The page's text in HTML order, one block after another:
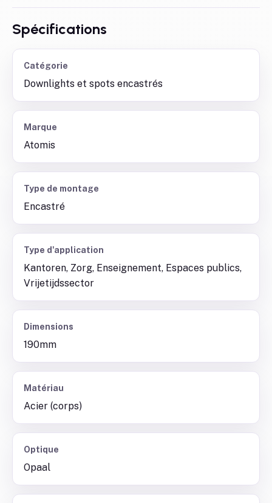
Spécifications
Catégorie
Downlights et spots encastrés
Marque
Atomis
Type de montage
Encastré
Type d'application
Kantoren, Zorg, Enseignement, Espaces publics,
Vrijetijdssector
Dimensions
190mm
Matériau
Acier (corps)
Optique
Opaal